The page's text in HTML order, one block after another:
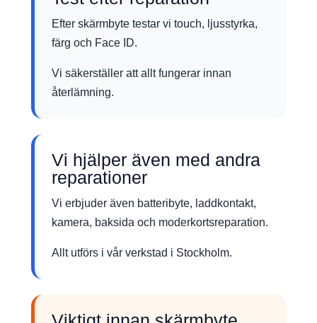
Efter skärmbyte testar vi touch, ljusstyrka,
färg och Face ID.
Vi säkerställer att allt fungerar innan
återlämning.
Vi hjälper även med andra
reparationer
Vi erbjuder även batteribyte, laddkontakt,
kamera, baksida och moderkortsreparation.
Allt utförs i vår verkstad i Stockholm.